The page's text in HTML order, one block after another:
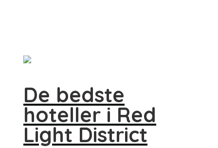
De bedste
hoteller i Red
Light District